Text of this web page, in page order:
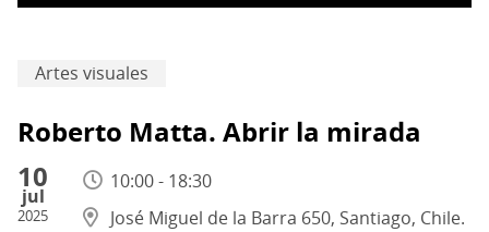
Artes visuales
Roberto Matta. Abrir la mirada
10
jul
2025
10:00 - 18:30
José Miguel de la Barra 650, Santiago, Chile.